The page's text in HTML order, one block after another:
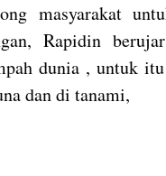
masyarakat
Rapidin
dunia , untuk
dan di tanami,